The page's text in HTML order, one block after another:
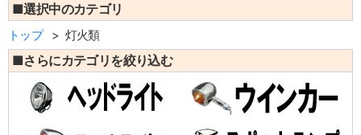
■選択中のカテゴリ
トップ 灯火類
■さらにカテゴリを絞り込む